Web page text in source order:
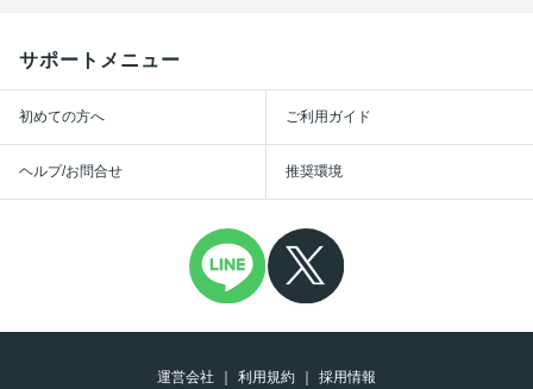
サポートメニュー
初めての方へ ご利用ガイド
ヘルプ/お問合せ 推奨環境
運営会社 利用規約 採用情報